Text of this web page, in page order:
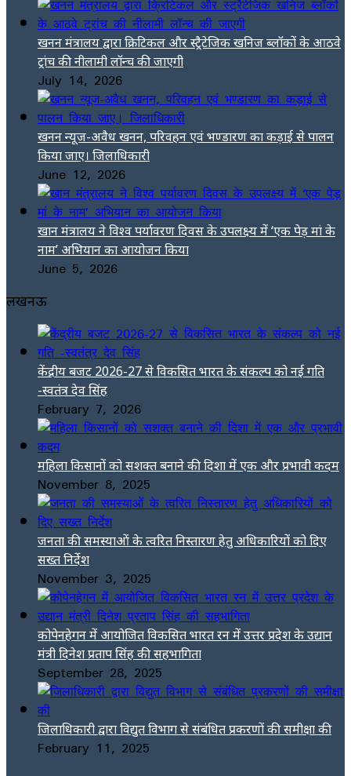
खनन मंत्रालय द्वारा क्रिटिकल और स्ट्रैटेजिक खनिज ब्लॉकों के आठवे
ट्रांच की नीलामी लॉन्च की जाएगी
July 14, 2026
खनन न्यूज-अवैध खनन, परिवहन एवं भण्डारण का कड़ाई से पालन
किया जाए। जिलाधिकारी
June 12, 2026
खान मंत्रालय ने विश्व पर्यावरण दिवस के उपलक्ष्य में ‘एक पेड़ मां के
नाम’ अभियान का आयोजन किया
June 5, 2026
लखनऊ
केंद्रीय बजट 2026-27 से विकसित भारत के संकल्प को नई गति
-स्वतंत्र देव सिंह
February 7, 2026
महिला किसानों को सशक्त बनाने की दिशा में एक और प्रभावी कदम
November 8, 2025
जनता की समस्याओं के त्वरित निस्तारण हेतु अधिकारियों को दिए
सख्त निर्देश
November 3, 2025
कोपेनहेगन में आयोजित विकसित भारत रन में उत्तर प्रदेश के उद्यान
मंत्री दिनेश प्रताप सिंह की सहभागिता
September 28, 2025
जिलाधिकारी द्वारा विद्युत विभाग से संबंधित प्रकरणों की समीक्षा की
February 11, 2025